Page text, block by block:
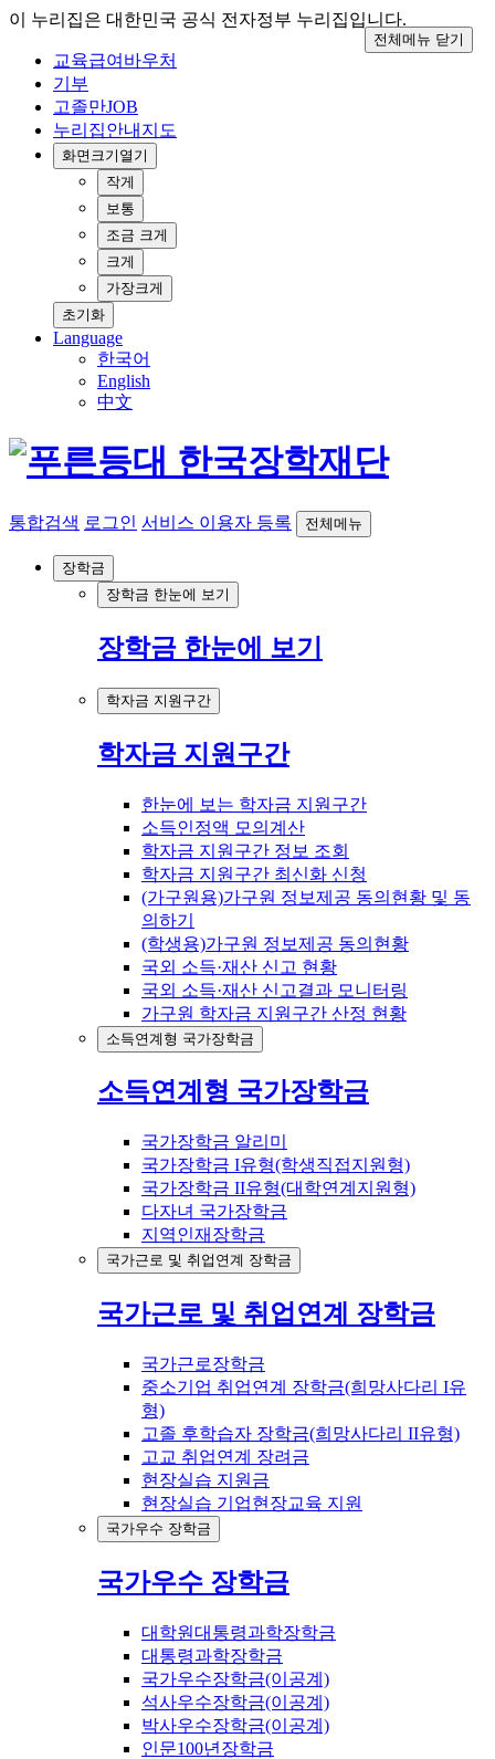
이 누리집은 대한민국 공식 전자정부 누리집입니다.
교육급여바우처
기부
고졸만JOB
누리집안내지도
화면크기 열기
작게
보통
조금 크게
크게
가장크게
초기화
Language
한국어
English
中文
통합검색 로그인 서비스 이용자 등록 전체메뉴
장학금
장학금 한눈에 보기
장학금 한눈에 보기
학자금 지원구간
학자금 지원구간
한눈에 보는 학자금 지원구간
소득인정액 모의계산
학자금 지원구간 정보 조회
학자금 지원구간 최신화 신청
(가구원용)가구원 정보제공 동의현황 및 동
의하기
(학생용)가구원 정보제공 동의현황
국외 소득·재산 신고 현황
국외 소득·재산 신고결과 모니터링
가구원 학자금 지원구간 산정 현황
소득연계형 국가장학금
소득연계형 국가장학금
국가장학금 알리미
국가장학금 I유형(학생직접지원형)
국가장학금 II유형(대학연계지원형)
다자녀 국가장학금
지역인재장학금
국가근로 및 취업연계 장학금
국가근로 및 취업연계 장학금
국가근로장학금
중소기업 취업연계 장학금(희망사다리 I유
형)
고졸 후학습자 장학금(희망사다리 II유형)
고교 취업연계 장려금
현장실습 지원금
현장실습 기업현장교육 지원
국가우수 장학금
국가우수 장학금
대학원대통령과학장학금
대통령과학장학금
국가우수장학금(이공계)
석사우수장학금(이공계)
박사우수장학금(이공계)
인문100년장학금
전체메뉴 닫기